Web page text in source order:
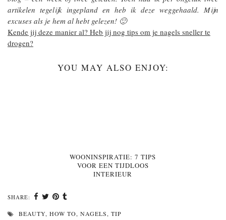
artikelen tegelijk ingepland en heb ik deze weggehaald. Mijn
excuses als je hem al hebt gelezen! 🙂
Kende jij deze manier al? Heb jij nog tips om je nagels sneller te
drogen?
YOU MAY ALSO ENJOY:
WOONINSPIRATIE: 7 TIPS
VOOR EEN TIJDLOOS
INTERIEUR
SHARE:
BEAUTY, HOW TO, NAGELS, TIP